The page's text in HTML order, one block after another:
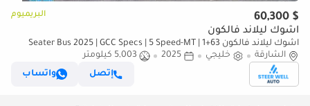
$ 60,300 البريميوم
اشوك ليلاند فالكون
اشوك ليلاند فالكون 63+1 Seater Bus 2025 | GCC Specs | 5 Speed-MT |
ABS | Heavy Duty Passenger Bus
الشارقة خليجي 2025
5,003 كيلومتر
إتصل
واتساب